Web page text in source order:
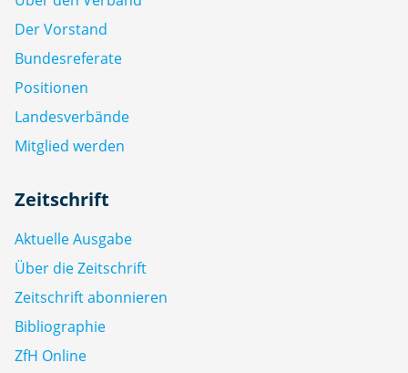
Der Vorstand
Bundesreferate
Positionen
Landesverbände
Mitglied werden
Zeitschrift
Aktuelle Ausgabe
Über die Zeitschrift
Zeitschrift abonnieren
Bibliographie
ZfH Online